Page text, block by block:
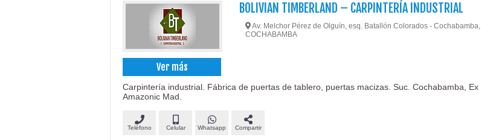
Ver más
BOLIVIAN TIMBERLAND – CARPINTERÍA INDUSTRIAL
Av. Melchor Pérez de Olguín, esq. Batallón Colorados - Cochabamba,
COCHABAMBA
Carpintería industrial. Fábrica de puertas de tablero, puertas macizas. Suc. Cochabamba, Ex
Amazonic Mad.
Teléfono Celular Whatsapp Compartir